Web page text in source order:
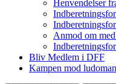
Henvendelser
Anmod om
Bliv Medlem i DFF
Kampen mod